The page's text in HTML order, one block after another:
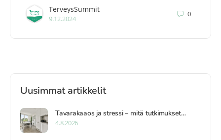
TerveysSummit
9.12.2024
0
Uusimmat artikkelit
Tavarakaaos ja stressi – mitä tutkimukset…
4.8.2026